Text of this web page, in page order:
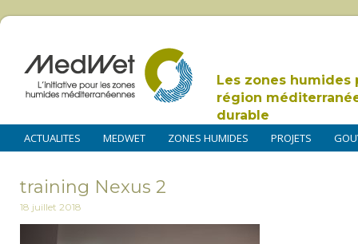
Les zones humides
région
durable
ACTUALITES MEDWET ZONES HUMIDES PROJETS
training Nexus 2
18 juillet 2018